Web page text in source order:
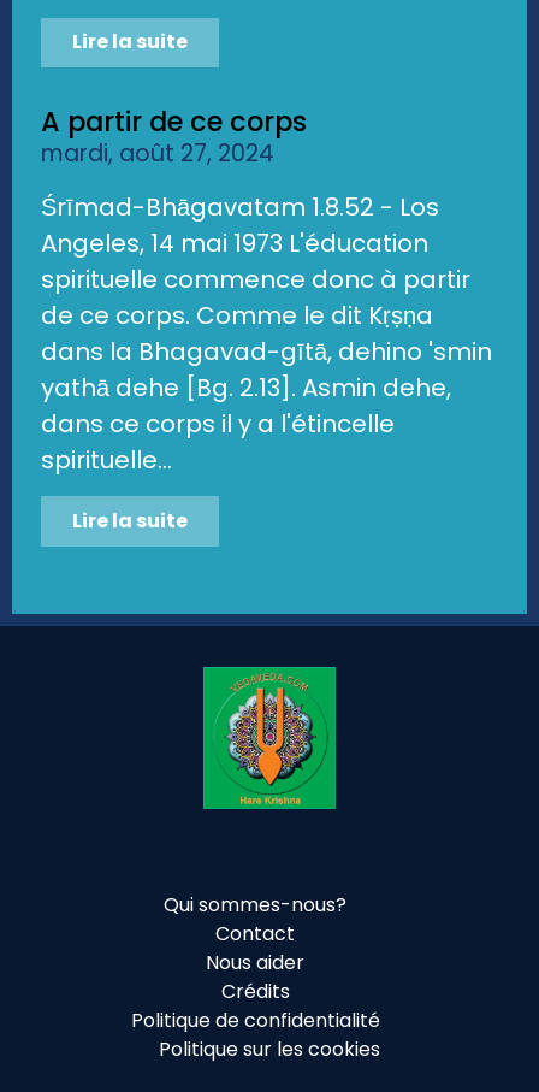
Lire la suite
A partir de ce corps
mardi, août 27, 2024
Śrīmad-Bhāgavatam 1.8.52 - Los
Angeles, 14 mai 1973 L'éducation
spirituelle commence donc à partir
de ce corps. Comme le dit Kṛṣṇa
dans la Bhagavad-gītā, dehino 'smin
yathā dehe [Bg. 2.13]. Asmin dehe,
dans ce corps il y a l'étincelle
spirituelle...
Lire la suite
Qui sommes-nous?
Contact
Nous aider
Crédits
Politique de confidentialité
Politique sur les cookies